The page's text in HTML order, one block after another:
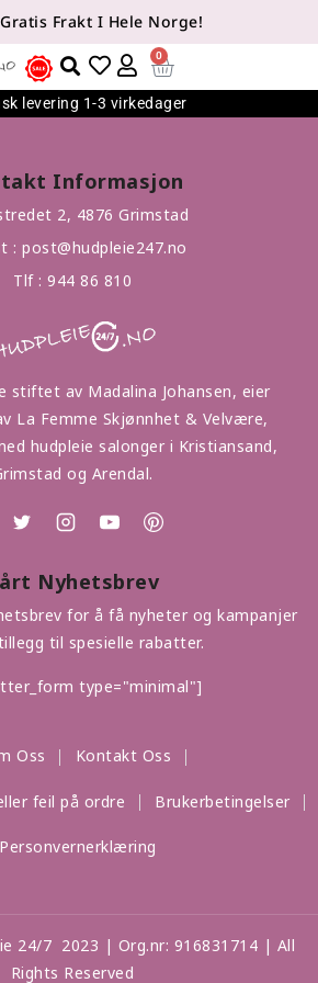
Gratis Frakt I Hele Norge!
0
levering 1-3 virkedager
Informasjon
2, 4876 Grimstad
: post@hudpleie247.no
Tlf : 944 86 810
stiftet av Madalina Johansen, eier
La Femme Skjønnhet & Velvære,
hudpleie salonger i Kristiansand,
og Arendal.
Nyhetsbrev
for å få nyheter og kampanjer
til spesielle rabatter.
type="minimal"]
Oss Kontakt Oss
feil på ordre Brukerbetingelser
Personvernerklæring
24/7 2023 | Org.nr: 916831714 | All
Rights Reserved